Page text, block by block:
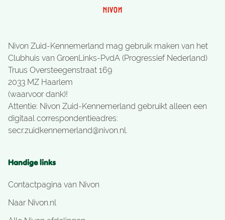
Nivon Zuid-Kennemerland mag gebruik maken van het
Clubhuis van GroenLinks-PvdA (Progressief Nederland)
Truus Oversteegenstraat 169
2033 MZ Haarlem
(waarvoor dank)!
Attentie: Nivon Zuid-Kennemerland gebruikt alleen een
digitaal correspondentieadres:
secr.zuidkennemerland@nivon.nl.
Handige links
Contactpagina van Nivon
Naar Nivon.nl